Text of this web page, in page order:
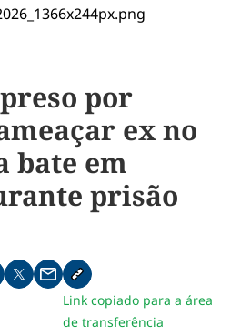
por
ex no
bate em
prisão
pelo whatsapp
no facebook
Compartilhar no twitter
Compartilhe pelo email
Copiar link da notícia
Link copiado para a área
de transferência